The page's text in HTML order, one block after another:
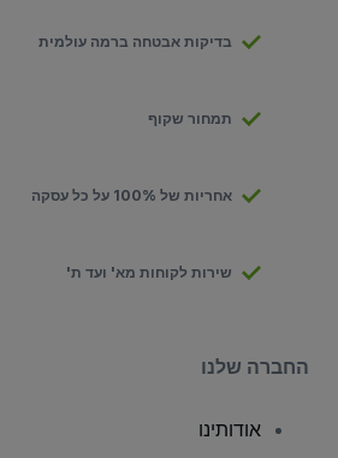
בדיקות אבטחה ברמה עולמית
תמחור שקוף
אחריות של 100% על כל עסקה
שירות לקוחות מא' ועד ת'
החברה שלנו
אודותינו